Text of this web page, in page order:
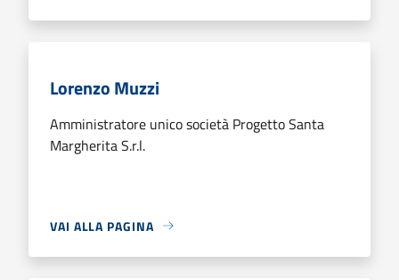
Lorenzo Muzzi
Amministratore unico società Progetto Santa
Margherita S.r.l.
VAI ALLA PAGINA